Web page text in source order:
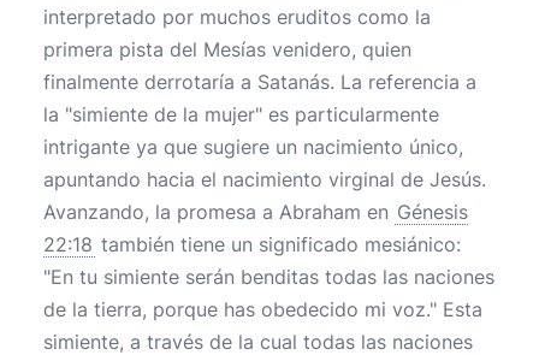
interpretado por muchos eruditos como la
primera pista del Mesías venidero, quien
finalmente derrotaría a Satanás. La referencia a
la "simiente de la mujer" es particularmente
intrigante ya que sugiere un nacimiento único,
apuntando hacia el nacimiento virginal de Jesús.
Avanzando, la promesa a Abraham en Génesis
22:18 también tiene un significado mesiánico:
"En tu simiente serán benditas todas las naciones
de la tierra, porque has obedecido mi voz." Esta
simiente, a través de la cual todas las naciones